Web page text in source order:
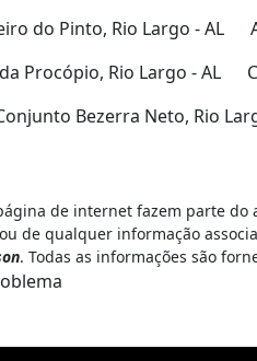
do Pinto, Rio Largo - AL
Procópio, Rio Largo - AL
Bezerra Neto, Rio
de internet fazem parte
de qualquer informação
. Todas as informações são